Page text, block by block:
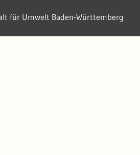
für Umwelt Baden-Württemberg